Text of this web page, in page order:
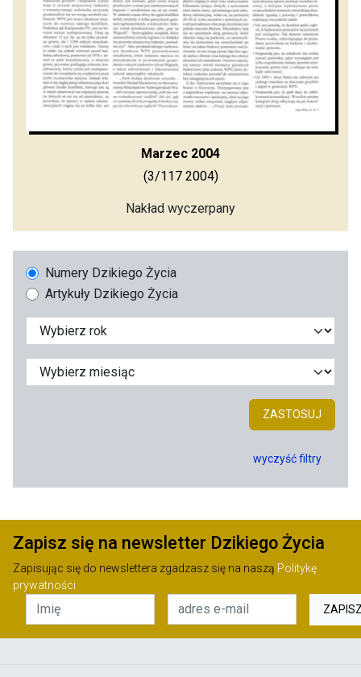
Marzec 2004
(3/117 2004)
Nakład wyczerpany
Numery Dzikiego Życia
Artykuły Dzikiego Życia
ZASTOSUJ
wyczyść filtry
Zapisz się na newsletter Dzikiego Życia
Zapisując się do newslettera zgadzasz się na naszą Politykę
prywatności